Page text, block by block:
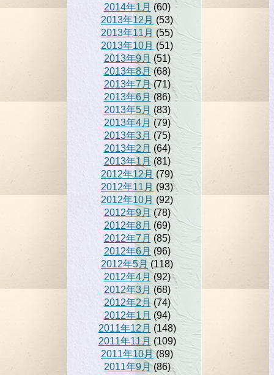
2014年1月(60)
2013年12月 (53)
2013年11月 (55)
2013年10月 (51)
2013年9月 (51)
2013年8月(68)
2013年7月(71)
2013年6月 (86)
2013年5月 (83)
2013年4月 (79)
2013年3月 (75)
2013年2月 (64)
2013年1月(81)
2012年12月 (79)
2012年11月 (93)
2012年10月 (92)
2012年9月(78)
2012年8月 (69)
2012年7月 (85)
2012年6月(96)
2012年5月(118)
2012年4月 (92)
2012年3月(68)
2012年2月(74)
2012年1月 (94)
2011年12月 (148)
2011年11月(109)
2011年10月(89)
2011年9月(86)